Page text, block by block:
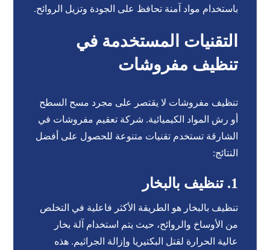
باستخدام مواد آمنة تحافظ على الجودة وتزيل الروائح.
التقنيات المستخدمة في
تنظيف مفروشات
تنظيف مفروشات لا يقتصر على مجرد مسح السطح
أو رش المواد الكيميائية. شركة تعقيم مفروشات في
الشارقة تستخدم تقنيات متنوعة للحصول على أفضل
النتائج:
1. تنظيف بالبخار
تنظيف بالبخار هو الطريقة الأكثر فاعلية في التخلص
من الأوساخ والروائح، حيث يتم استخدام آلة بخار
عالية الحرارة لقتل البكتيريا وإزالة الجراثيم. هذه